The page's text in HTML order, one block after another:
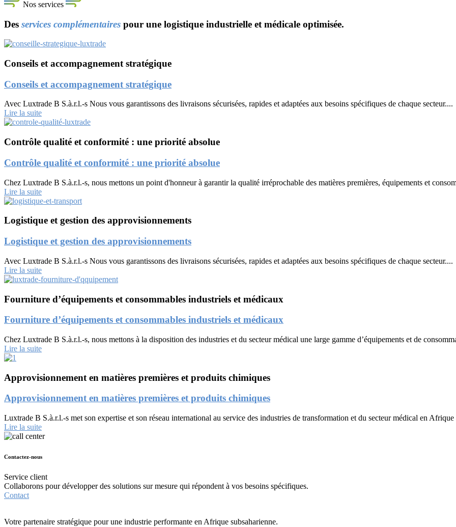
Nos services
Des services complémentaires pour une logistique industrielle et médicale optimisée.
Conseils et accompagnement stratégique
Conseils et accompagnement stratégique
Avec Luxtrade B S.à.r.l.-s Nous vous garantissons des livraisons sécurisées, rapides et adaptées aux besoins spécifiques de chaque secteur....
Lire la suite
Contrôle qualité et conformité : une priorité absolue
Contrôle qualité et conformité : une priorité absolue
Chez Luxtrade B S.à.r.l.-s, nous mettons un point d'honneur à garantir la qualité irréprochable des matières premières, équipements et
Lire la suite
Logistique et gestion des approvisionnements
Logistique et gestion des approvisionnements
Avec Luxtrade B S.à.r.l.-s Nous vous garantissons des livraisons sécurisées, rapides et adaptées aux besoins spécifiques de chaque secteur....
Lire la suite
Fourniture d’équipements et consommables industriels et médicaux
Fourniture d’équipements et consommables industriels et médicaux
Chez Luxtrade B S.à.r.l.-s, nous mettons à la disposition des industries et du secteur médical une large gamme d’équipements et de
Lire la suite
Approvisionnement en matières premières et produits chimiques
Approvisionnement en matières premières et produits chimiques
Luxtrade B S.à.r.l.-s met son expertise et son réseau international au service des industries de transformation et du secteur médical en Afrique
Lire la suite
Contactez-nous
Service client
Collaborons pour développer des solutions sur mesure qui répondent à vos besoins spécifiques.
Contact
Votre partenaire stratégique pour une industrie performante en Afrique subsaharienne.